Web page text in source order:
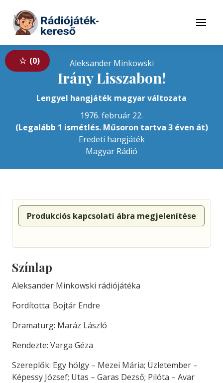
Tovább a tartalomhoz
Menü
0 Aleksander Minkowski
Irány Lisszabon!
Lengyel hangjáték magyar változata
1976. február 22.
(Legalább 1 ismétlés. Műsoron tartva 3 éven át)
Eredeti hangjáték
Magyar Rádió
Produkciós kapcsolati ábra megjelenítése
Színlap
Aleksander Minkowski rádiójátéka
Fordította: Bojtár Endre
Dramaturg: Maráz László
Rendezte: Varga Géza
Szereplők: Egy hölgy – Mezei Mária; Üzletember –
Képessy József; Utas – Garas Dezső; Pilóta – Avar